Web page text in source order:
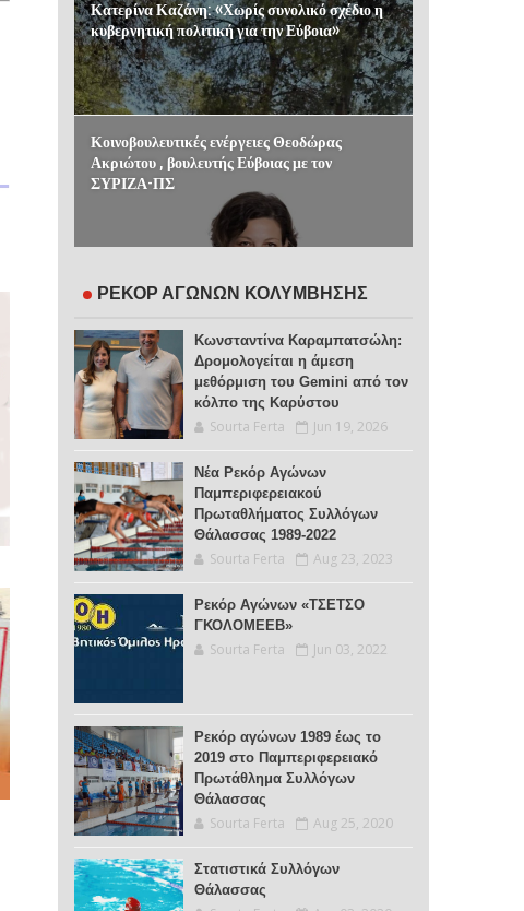
Κατερίνα Καζάνη: «Χωρίς συνολικό σχέδιο η
κυβερνητική πολιτική για την Εύβοια»
Κοινοβουλευτικές ενέργειες Θεοδώρας
Ακριώτου , βουλευτής Εύβοιας με τον
ΣΥΡΙΖΑ-ΠΣ
ΡΕΚΟΡ ΑΓΩΝΩΝ ΚΟΛΥΜΒΗΣΗΣ
Κωνσταντίνα Καραμπατσώλη:
Δρομολογείται η άμεση
μεθόρμιση του Gemini από τον
κόλπο της Καρύστου
Sourta Ferta Jun 19, 2026
Νέα Ρεκόρ Αγώνων
Παμπεριφερειακού
Πρωταθλήματος Συλλόγων
Θάλασσας 1989-2022
Sourta Ferta Aug 23, 2023
Ρεκόρ Αγώνων «ΤΣΕΤΣΟ
ΓΚΟΛΟΜΕΕΒ»
Sourta Ferta Jun 03, 2022
Ρεκόρ αγώνων 1989 έως το
2019 στο Παμπεριφερειακό
Πρωτάθλημα Συλλόγων
Θάλασσας
Sourta Ferta Aug 25, 2020
Στατιστικά Συλλόγων
Θάλασσας